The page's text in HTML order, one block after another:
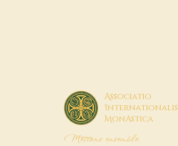
Associatio
Internationalis
MonAstica
Mettons ensemble